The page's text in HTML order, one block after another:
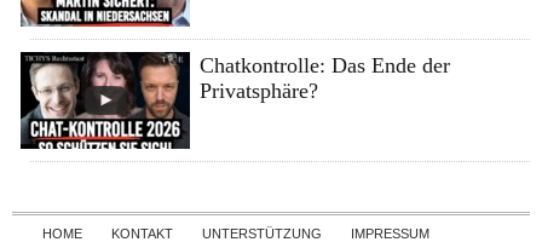
Chatkontrolle: Das Ende der
Privatsphäre?
Skip to content
HOME KONTAKT UNTERSTÜTZUNG
IMPRESSUM